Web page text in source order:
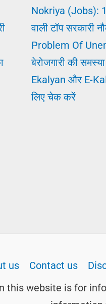
Nokriya (Jobs):
वाली टॉप सरकारी
Problem Of
बेरोजगारी की
Ekalyan और E-
लिए चेक करें
us Contact us
this website is for